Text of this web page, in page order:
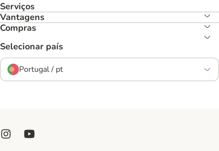
Serviços
Vantagens
Compras
Selecionar país
Portugal / pt